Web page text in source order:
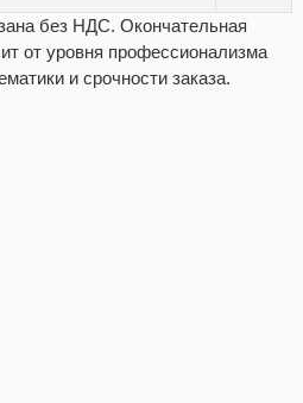
без НДС. Окончательная
от уровня профессионализма
и срочности заказа.